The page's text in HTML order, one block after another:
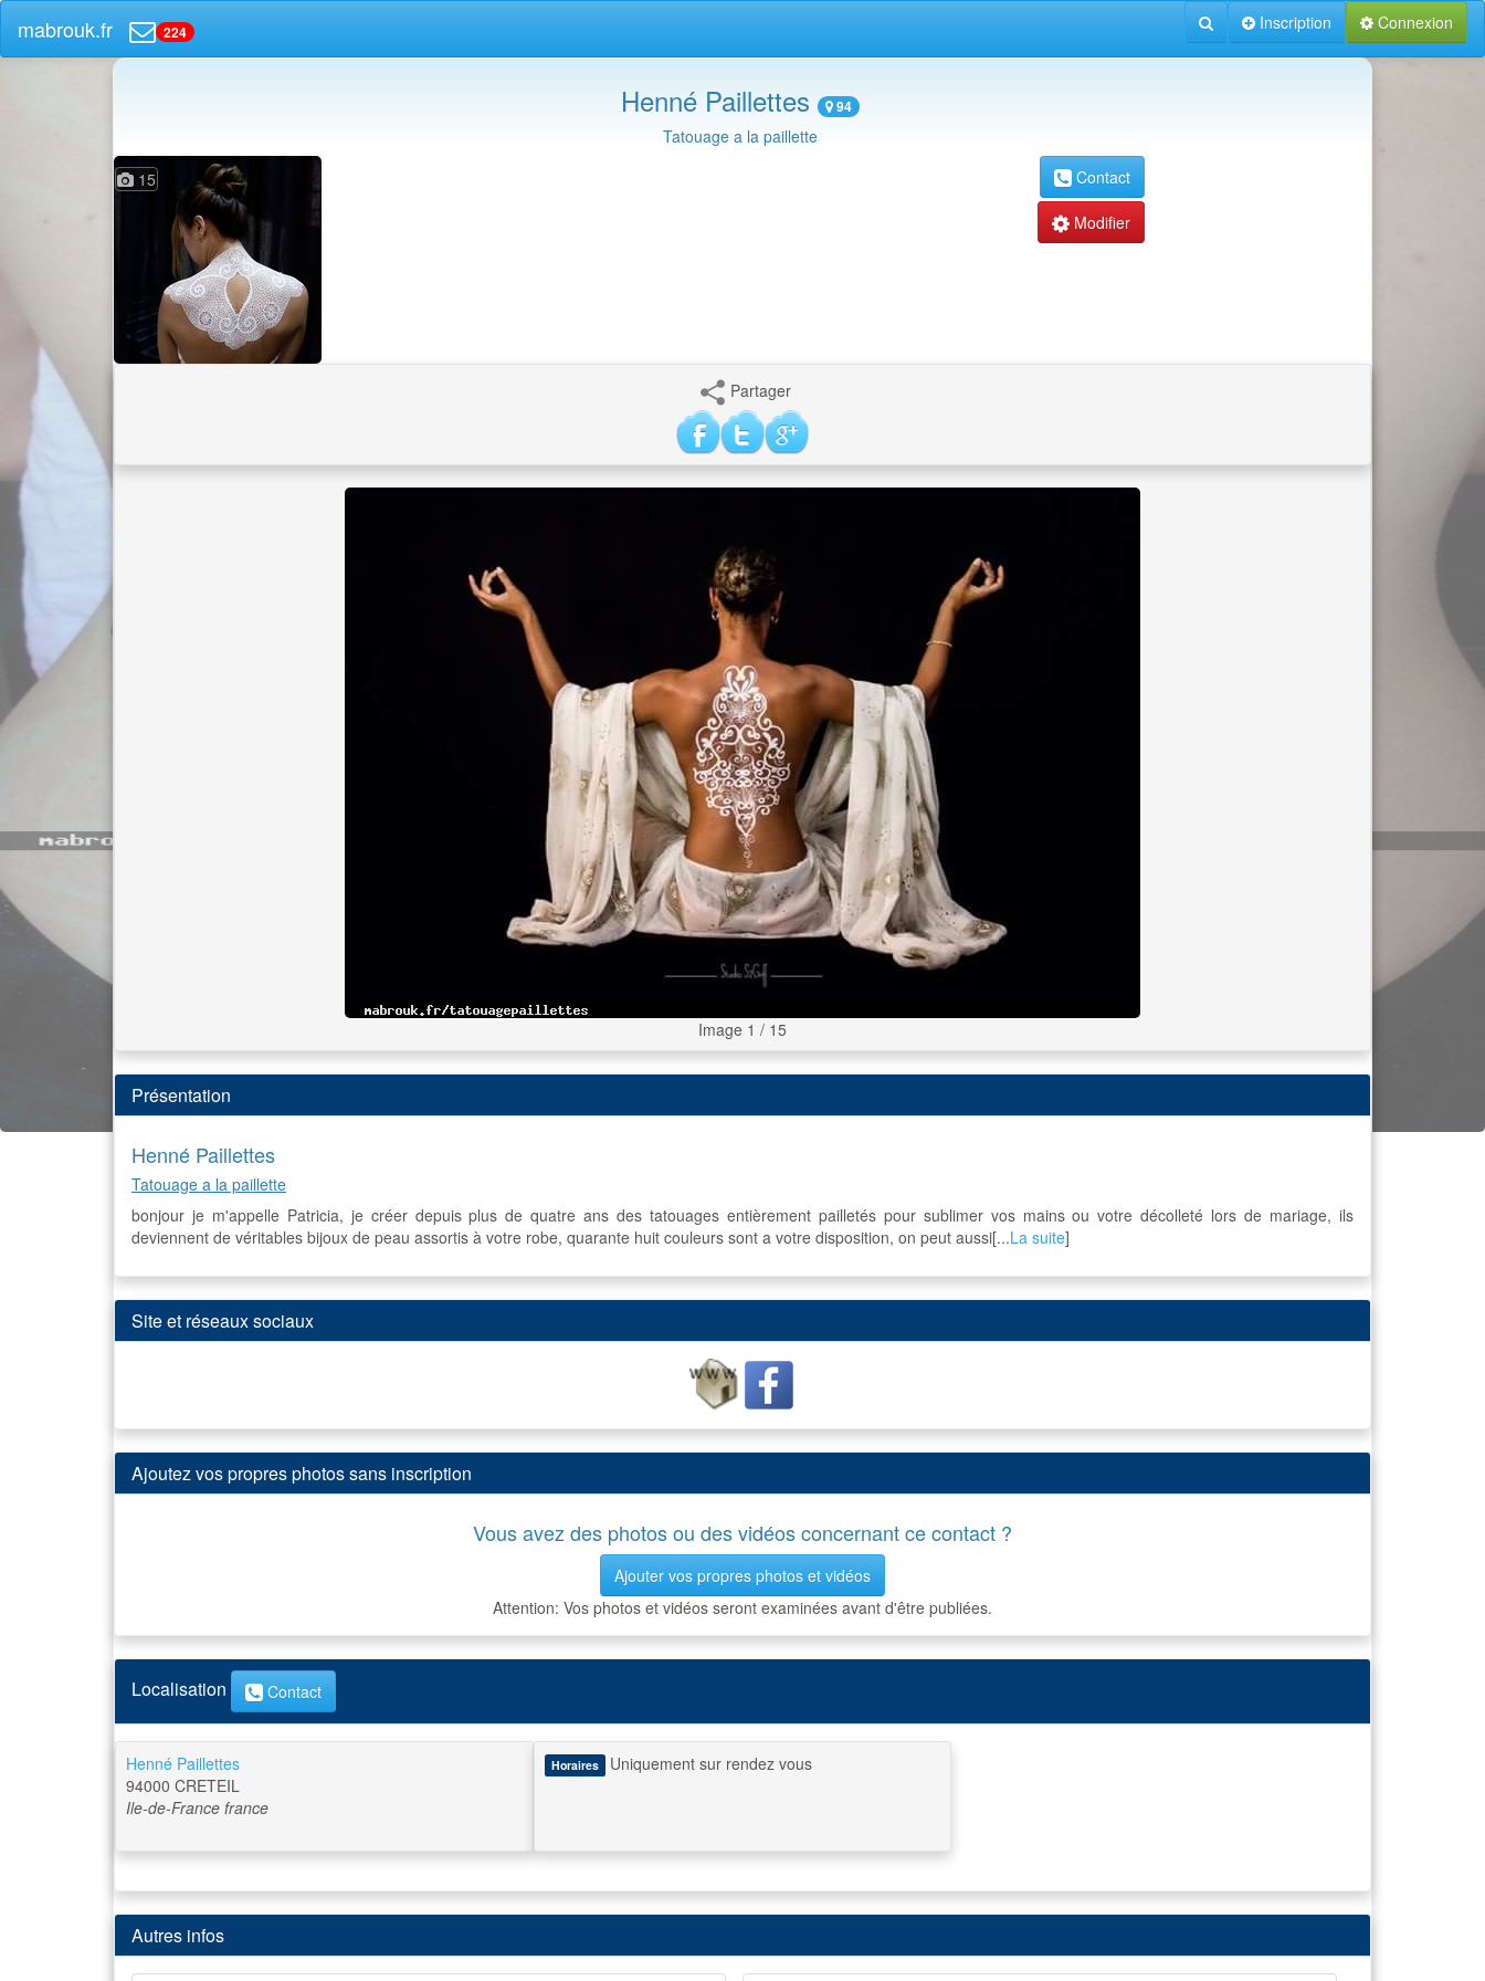
mabrouk.fr 224 Connexion
Inscription
Henné Paillettes 94
Tatouage a la paillette
15
Contact
Modifier
Partager
Image 1 / 15
Présentation
Henné Paillettes
Tatouage a la paillette
bonjour je m'appelle Patricia, je créer depuis plus de quatre ans des tatouages entièrement pailletés pour sublimer vos mains ou votre décolleté lors de mariage, ils
deviennent de véritables bijoux de peau assortis à votre robe, quarante huit couleurs sont a votre disposition, on peut aussi[...La suite]
Site et réseaux sociaux
Ajoutez vos propres photos sans inscription
Vous avez des photos ou des vidéos concernant ce contact ?
Ajouter vos propres photos et vidéos
Attention: Vos photos et vidéos seront examinées avant d'être publiées.
Localisation Contact
Henné Paillettes
94000 CRETEIL
Ile-de-France france
Horaires Uniquement sur rendez vous
Autres infos